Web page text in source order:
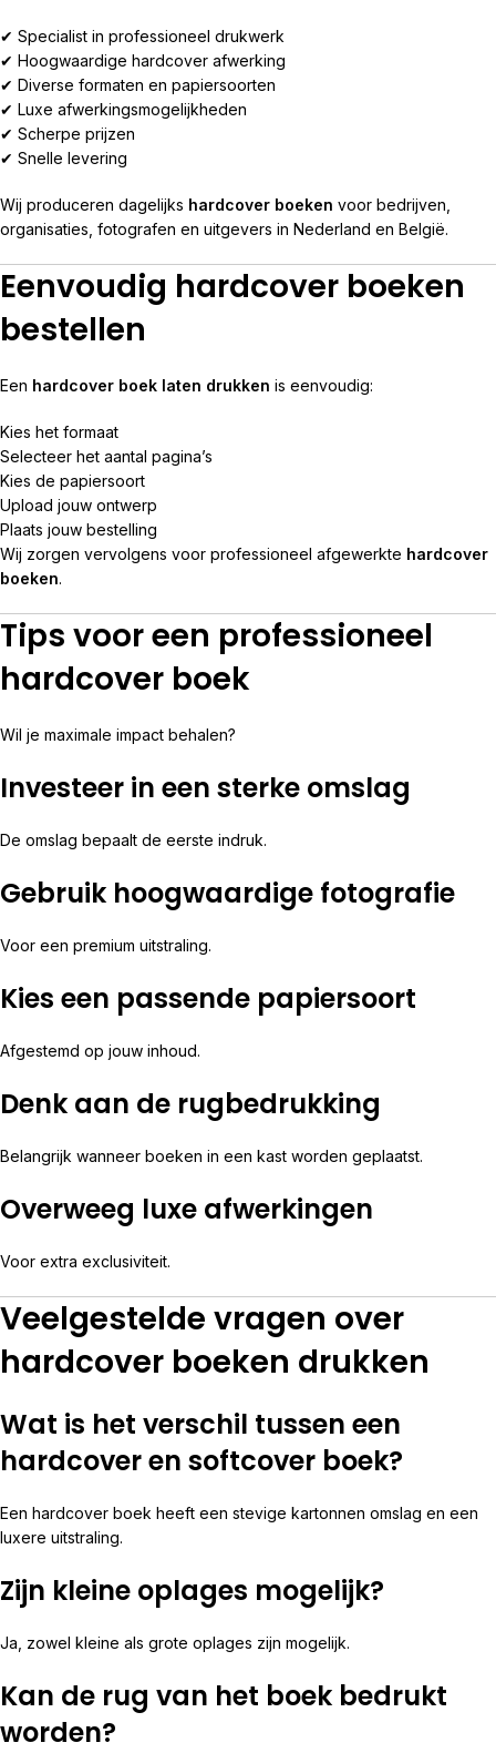
✔ Specialist in professioneel drukwerk
✔ Hoogwaardige hardcover afwerking
✔ Diverse formaten en papiersoorten
✔ Luxe afwerkingsmogelijkheden
✔ Scherpe prijzen
✔ Snelle levering
Wij produceren dagelijks hardcover boeken voor bedrijven,
organisaties, fotografen en uitgevers in Nederland en België.
Eenvoudig hardcover boeken
bestellen
Een hardcover boek laten drukken is eenvoudig:
Kies het formaat
Selecteer het aantal pagina’s
Kies de papiersoort
Upload jouw ontwerp
Plaats jouw bestelling
Wij zorgen vervolgens voor professioneel afgewerkte hardcover
boeken.
Tips voor een professioneel
hardcover boek
Wil je maximale impact behalen?
Investeer in een sterke omslag
De omslag bepaalt de eerste indruk.
Gebruik hoogwaardige fotografie
Voor een premium uitstraling.
Kies een passende papiersoort
Afgestemd op jouw inhoud.
Denk aan de rugbedrukking
Belangrijk wanneer boeken in een kast worden geplaatst.
Overweeg luxe afwerkingen
Voor extra exclusiviteit.
Veelgestelde vragen over
hardcover boeken drukken
Wat is het verschil tussen een
hardcover en softcover boek?
Een hardcover boek heeft een stevige kartonnen omslag en een
luxere uitstraling.
Zijn kleine oplages mogelijk?
Ja, zowel kleine als grote oplages zijn mogelijk.
Kan de rug van het boek bedrukt
worden?